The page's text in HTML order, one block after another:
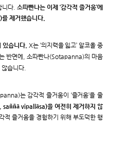
다. 소따빤나는 이제 ‘감각적 즐거움’에
제거했습니다.
있습니다. X는 ‘의지력을 잃고’ 알코올 중
반면에, 소따빤나(Sotapanna)의 마음
습니다.
는 감각적 즐거움이 ‘즐거움’을 줄
saññā vipallāsa)을 여전히 제거하지 않
적 즐거움을 경험하기 위해 부도덕한 행